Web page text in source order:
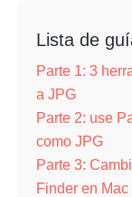
Lista de
Parte 1: 3
a JPG
Parte 2: use
como JPG
Parte 3:
Finder en Mac